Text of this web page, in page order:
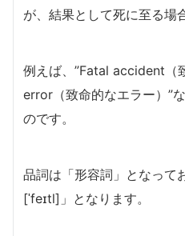
が、結果として死に至る場
例えば、”Fatal accident（
error（致命的なエラー）”
のです。
品詞は「形容詞」となって
[ˈfeɪtl]」となります。